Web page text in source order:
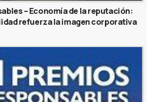
– Economía de la reputación:
refuerza la imagen corporativa